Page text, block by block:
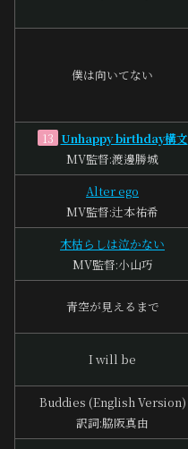
僕は向いてない
13 Unhappy birthday構文
MV監督:渡邊勝城
Alter ego
MV監督:辻本祐希
木枯らしは泣かない
MV監督:小山巧
青空が見えるまで
I will be
Buddies (English Version)
訳詞:脇阪真由